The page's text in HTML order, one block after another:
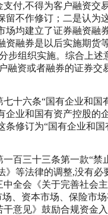
支付,不得为客户融资交
留不作修订；二是认为
场均建立了证券融资融
资融券是以后实施期货
步组织实施。综合上
融资或者融券的证券
十六条“国有企业和国
企业和国有资产控股
条修订为“国有企业和
百三十三条第一款“禁
》等法律的调整,没有
中全会《关于完善社会
、资本市场、保险市
意见》鼓励合规资金